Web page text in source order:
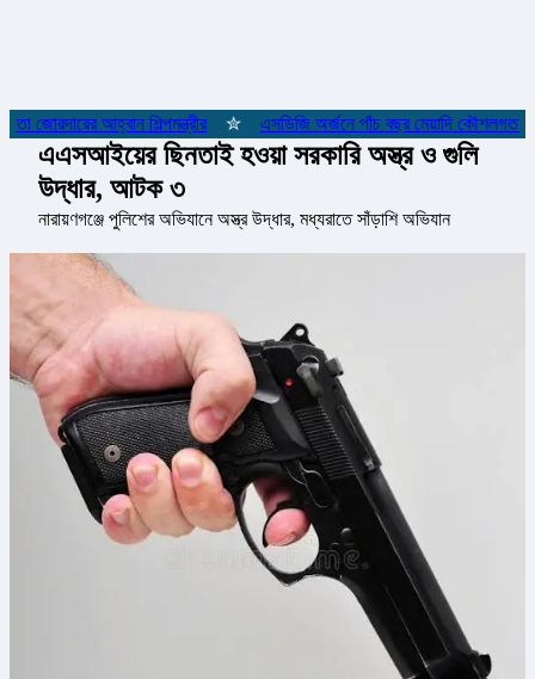
জোরদারের আহ্বান শিল্পমন্ত্রীর ✮ এসডিজি অর্জনে পাঁচ বছর মেয়াদি কৌশলগত
এএসআইয়ের ছিনতাই হওয়া সরকারি অস্ত্র ও গুলি
উদ্ধার, আটক ৩
নারায়ণগঞ্জে পুলিশের অভিযানে অস্ত্র উদ্ধার, মধ্যরাতে সাঁড়াশি অভিযান